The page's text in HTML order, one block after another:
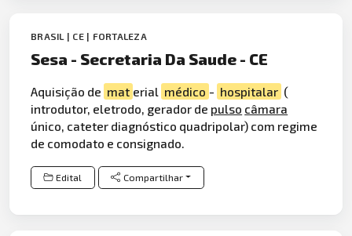
BRASIL | CE | FORTALEZA
Sesa - Secretaria Da Saude - CE
Aquisição de mat erial médico - hospitalar (
introdutor, eletrodo, gerador de pulso câmara
único, cateter diagnóstico quadripolar) com regime
de comodato e consignado.
Edital Compartilhar